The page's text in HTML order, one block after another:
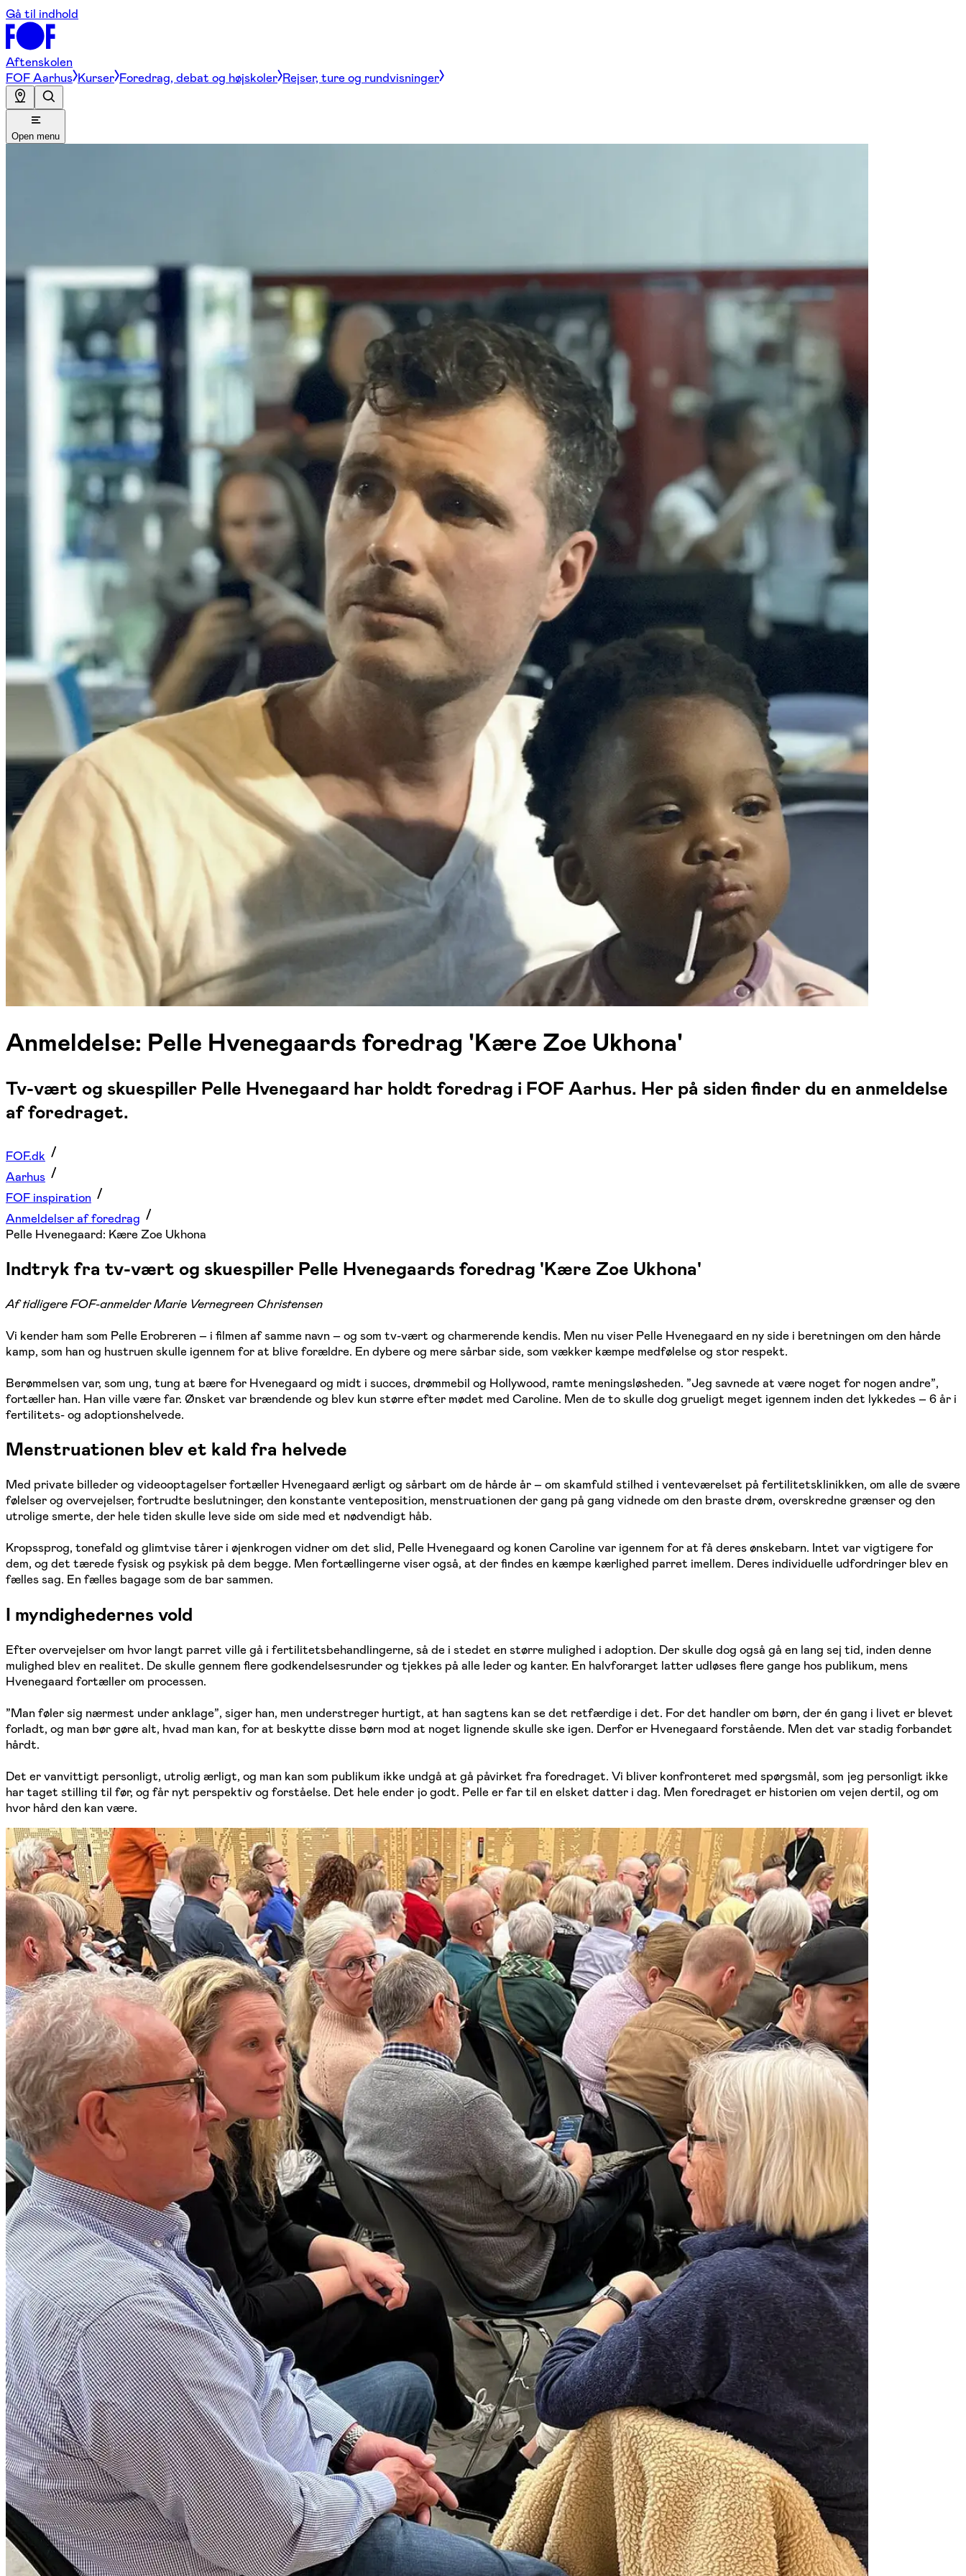
Gå til indhold
Aftenskolen
FOF Aarhus Kurser Foredrag, debat og højskoler Rejser, ture og rundvisninger
Open menu
Anmeldelse: Pelle Hvenegaards foredrag 'Kære Zoe Ukhona'
Tv-vært og skuespiller Pelle Hvenegaard har holdt foredrag i FOF Aarhus. Her på siden finder du en anmeldelse
af foredraget.
FOF.dk
Aarhus
FOF inspiration
Anmeldelser af foredrag
Pelle Hvenegaard: Kære Zoe Ukhona
Indtryk fra tv-vært og skuespiller Pelle Hvenegaards foredrag 'Kære Zoe Ukhona'
Af tidligere FOF-anmelder Marie Vernegreen Christensen
Vi kender ham som Pelle Erobreren – i filmen af samme navn – og som tv-vært og charmerende kendis. Men nu viser Pelle Hvenegaard en ny side i beretningen om den hårde
kamp, som han og hustruen skulle igennem for at blive forældre. En dybere og mere sårbar side, som vækker kæmpe medfølelse og stor respekt.
Berømmelsen var, som ung, tung at bære for Hvenegaard og midt i succes, drømmebil og Hollywood, ramte meningsløsheden. ”Jeg savnede at være noget for nogen andre”,
fortæller han. Han ville være far. Ønsket var brændende og blev kun større efter mødet med Caroline. Men de to skulle dog grueligt meget igennem inden det lykkedes – 6 år i
fertilitets- og adoptionshelvede.
Menstruationen blev et kald fra helvede
Med private billeder og videooptagelser fortæller Hvenegaard ærligt og sårbart om de hårde år – om skamfuld stilhed i venteværelset på fertilitetsklinikken, om alle de svære
følelser og overvejelser, fortrudte beslutninger, den konstante venteposition, menstruationen der gang på gang vidnede om den braste drøm, overskredne grænser og den
utrolige smerte, der hele tiden skulle leve side om side med et nødvendigt håb.
Kropssprog, tonefald og glimtvise tårer i øjenkrogen vidner om det slid, Pelle Hvenegaard og konen Caroline var igennem for at få deres ønskebarn. Intet var vigtigere for
dem, og det tærede fysisk og psykisk på dem begge. Men fortællingerne viser også, at der findes en kæmpe kærlighed parret imellem. Deres individuelle udfordringer blev en
fælles sag. En fælles bagage som de bar sammen.
I myndighedernes vold
Efter overvejelser om hvor langt parret ville gå i fertilitetsbehandlingerne, så de i stedet en større mulighed i adoption. Der skulle dog også gå en lang sej tid, inden denne
mulighed blev en realitet. De skulle gennem flere godkendelsesrunder og tjekkes på alle leder og kanter. En halvforarget latter udløses flere gange hos publikum, mens
Hvenegaard fortæller om processen.
”Man føler sig nærmest under anklage”, siger han, men understreger hurtigt, at han sagtens kan se det retfærdige i det. For det handler om børn, der én gang i livet er blevet
forladt, og man bør gøre alt, hvad man kan, for at beskytte disse børn mod at noget lignende skulle ske igen. Derfor er Hvenegaard forstående. Men det var stadig forbandet
hårdt.
Det er vanvittigt personligt, utrolig ærligt, og man kan som publikum ikke undgå at gå påvirket fra foredraget. Vi bliver konfronteret med spørgsmål, som jeg personligt ikke
har taget stilling til før, og får nyt perspektiv og forståelse. Det hele ender jo godt. Pelle er far til en elsket datter i dag. Men foredraget er historien om vejen dertil, og om
hvor hård den kan være.